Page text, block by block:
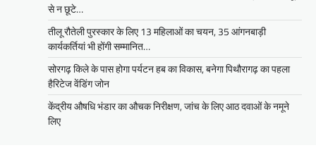
से न छूटे…
तीलू रौतेली पुरस्कार के लिए 13 महिलाओं का चयन, 35 आंगनबाड़ी
कार्यकर्तियां भी होंगी सम्मानित…
सोरगढ़ किले के पास होगा पर्यटन हब का विकास, बनेगा पिथौरागढ़ का पहला
हैरिटेज वेंडिंग जोन
केंद्रीय औषधि भंडार का औचक निरीक्षण, जांच के लिए आठ दवाओं के नमूने
लिए